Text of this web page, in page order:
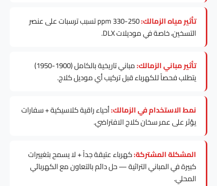
تأثير مياه الزمالك:
250-330 ppm تسبب ترسبات على عنصر
التسخين، خاصة في موديلات DLX.
تأثير مباني الزمالك:
مباني تاريخية بالكامل (1900-1950)
يتطلب فحصاً للكهرباء قبل تركيب أي موديل كلاج.
نمط الاستخدام في الزمالك:أحياء راقية كلاسيكية + سفارات
يؤثر على عمر سخان كلاج الافتراضي.
المشكلة المشتركة:كهرباء عتيقة جداً + لا يسمح بتغييرات
كبيرة في المباني التراثية — حل دائم بالتعاون مع الكهربائي
المحلي.